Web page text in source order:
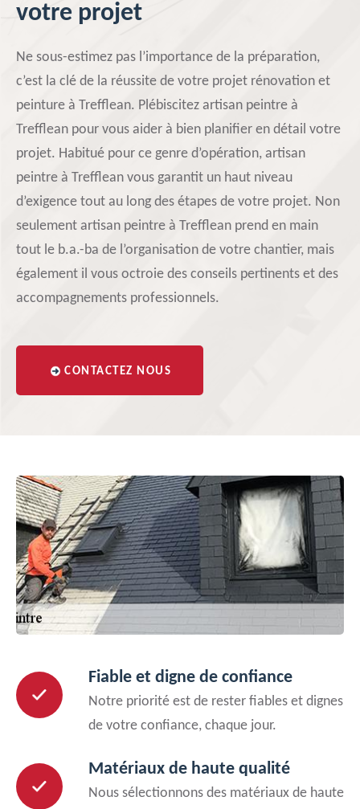
votre projet
Ne sous-estimez pas l’importance de la préparation,
c’est la clé de la réussite de votre projet rénovation et
peinture à Trefflean. Plébiscitez artisan peintre à
Trefflean pour vous aider à bien planifier en détail votre
projet. Habitué pour ce genre d’opération, artisan
peintre à Trefflean vous garantit un haut niveau
d’exigence tout au long des étapes de votre projet. Non
seulement artisan peintre à Trefflean prend en main
tout le b.a.-ba de l’organisation de votre chantier, mais
également il vous octroie des conseils pertinents et des
accompagnements professionnels.
CONTACTEZ NOUS
Fiable et digne de confiance
Notre priorité est de rester fiables et dignes
de votre confiance, chaque jour.
Matériaux de haute qualité
Nous sélectionnons des matériaux de haute